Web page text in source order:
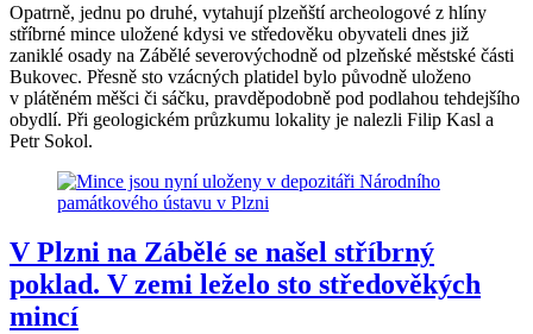
Opatrně, jednu po druhé, vytahují plzeňští archeologové z hlíny
stříbrné mince uložené kdysi ve středověku obyvateli dnes již
zaniklé osady na Zábělé severovýchodně od plzeňské městské části
Bukovec. Přesně sto vzácných platidel bylo původně uloženo
v plátěném měšci či sáčku, pravděpodobně pod podlahou tehdejšího
obydlí. Při geologickém průzkumu lokality je nalezli Filip Kasl a
Petr Sokol.
V Plzni na Zábělé se našel stříbrný
poklad. V zemi leželo sto středověkých
mincí